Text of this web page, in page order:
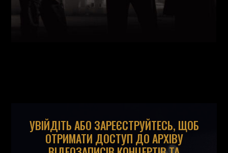
УВІЙДІТЬ АБО ЗАРЕЄСТРУЙТЕСЬ, ЩОБ
ОТРИМАТИ ДОСТУП ДО АРХІВУ